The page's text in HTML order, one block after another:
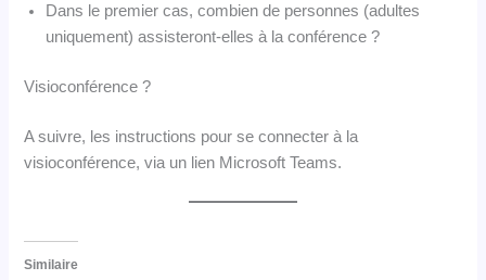
Dans le premier cas, combien de personnes (adultes
uniquement) assisteront-elles à la conférence ?
Visioconférence ?
A suivre, les instructions pour se connecter à la
visioconférence, via un lien Microsoft Teams.
Similaire